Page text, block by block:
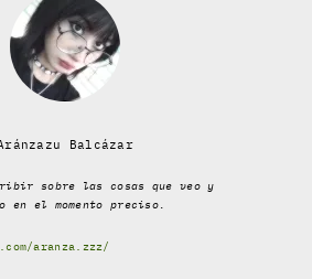
Balcázar
sobre las cosas que veo y
en el momento preciso.
aranza.zzz/